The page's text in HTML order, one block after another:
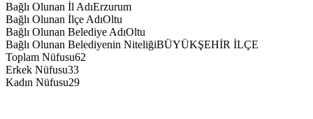
Bağlı Olunan İl AdıErzurum
Bağlı Olunan İlçe AdıOltu
Bağlı Olunan Belediye AdıOltu
Bağlı Olunan Belediyenin NiteliğiBÜYÜKŞEHİR İLÇE
Toplam Nüfusu62
Erkek Nüfusu33
Kadın Nüfusu29